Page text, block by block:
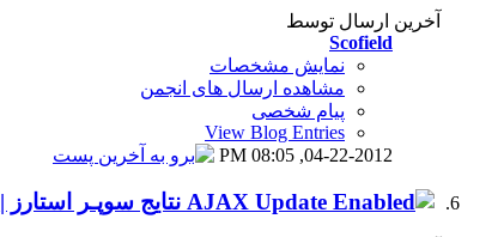
آخرین ارسال توسط
Scofield
نمایش مشخصات
مشاهده ارسال های انجمن
پیام شخصی
View Blog Entries
04-22-2012,
08:05 PM
نتایج سوپـر استارز | 12 ژانویه 2012